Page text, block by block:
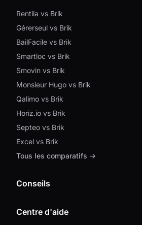
Rentila vs Brik
Gérerseul vs Brik
BailFacile vs Brik
Smartloc vs Brik
Smovin vs Brik
Monsieur Hugo vs Brik
Qalimo vs Brik
Horiz.io vs Brik
Septeo vs Brik
Excel vs Brik
Tous les comparatifs →
Conseils
Centre d'aide